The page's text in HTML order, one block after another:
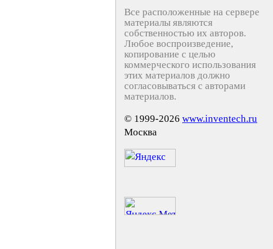
Все расположенные на сервере
материалы являются
собственностью их авторов.
Любое воспроизведение,
копирование с целью
коммерческого использования
этих материалов должно
согласовываться с авторами
материалов.
© 1999-2026 www.inventech.ru
Москва